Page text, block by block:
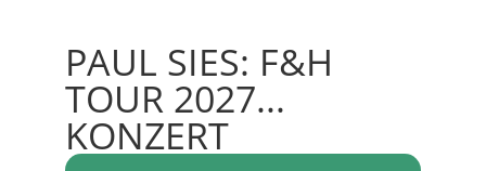
PAUL SIES: F&H
TOUR 2027...
KONZERT